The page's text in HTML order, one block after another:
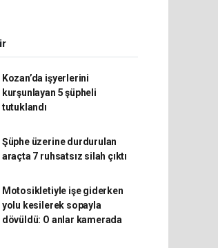
Kozan’da işyerlerini
kurşunlayan 5 şüpheli
tutuklandı
Şüphe üzerine durdurulan
araçta 7 ruhsatsız silah çıktı
Motosikletiyle işe giderken
yolu kesilerek sopayla
dövüldü: O anlar kamerada